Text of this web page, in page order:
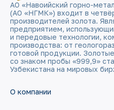
АО «Навоийский горно-
(АО «НГМК») входит в
производителей золота.
предприятием,
и передовые технологии,
производства: от
готовой продукции.
со знаком пробы «999,9»
Узбекистана на мировых
О компании